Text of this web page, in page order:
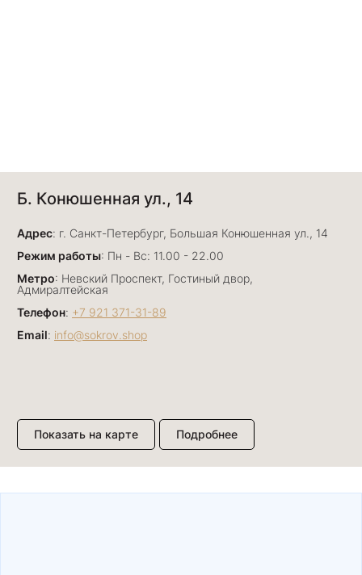
Б. Конюшенная ул., 14
Адрес: г. Санкт-Петербург, Большая Конюшенная ул., 14
Режим работы: Пн - Вс: 11.00 - 22.00
Метро: Невский Проспект, Гостиный двор,
Адмиралтейская
Телефон: +7 921 371-31-89
Email: info@sokrov.shop
Показать на карте Подробнее